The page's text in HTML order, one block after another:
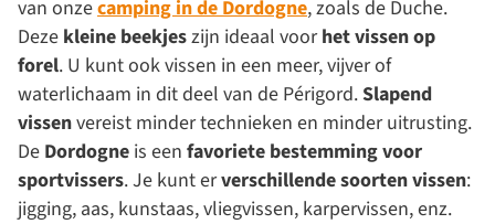
van onzecamping in de Dordogne, zoals de Duche.
Deze kleine beekjeszijn ideaal voorhet vissen op
forel. U kunt ookvissen in een meer, vijver of
waterlichaam in dit deel van de Périgord.Slapend
vissenvereist minder technieken en minder uitrusting.
De Dordogne is een favoriete bestemming voor
sportvissers. Je kunt erverschillende soorten vissen:
jigging, aas, kunstaas, vliegvissen, karpervissen, enz.